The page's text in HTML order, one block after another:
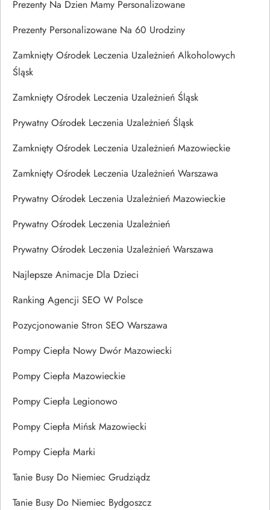
Prezenty Na Dzien Mamy Personalizowane
Prezenty Personalizowane Na 60 Urodziny
Zamknięty Ośrodek Leczenia Uzależnień Alkoholowych
Śląsk
Zamknięty Ośrodek Leczenia Uzależnień Śląsk
Prywatny Ośrodek Leczenia Uzależnień Śląsk
Zamknięty Ośrodek Leczenia Uzależnień Mazowieckie
Zamknięty Ośrodek Leczenia Uzależnień Warszawa
Prywatny Ośrodek Leczenia Uzależnień Mazowieckie
Prywatny Ośrodek Leczenia Uzależnień
Prywatny Ośrodek Leczenia Uzależnień Warszawa
Najlepsze Animacje Dla Dzieci
Ranking Agencji SEO W Polsce
Pozycjonowanie Stron SEO Warszawa
Pompy Ciepła Nowy Dwór Mazowiecki
Pompy Ciepła Mazowieckie
Pompy Ciepła Legionowo
Pompy Ciepła Mińsk Mazowiecki
Pompy Ciepła Marki
Tanie Busy Do Niemiec Grudziądz
Tanie Busy Do Niemiec Bydgoszcz